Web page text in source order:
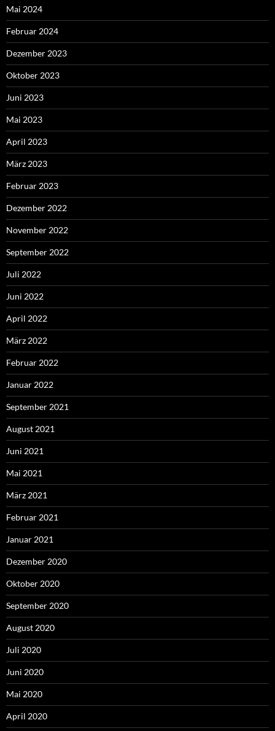
Mai 2024
Februar 2024
Dezember 2023
Oktober 2023
Juni 2023
Mai 2023
April 2023
März 2023
Februar 2023
Dezember 2022
November 2022
September 2022
Juli 2022
Juni 2022
April 2022
März 2022
Februar 2022
Januar 2022
September 2021
August 2021
Juni 2021
Mai 2021
März 2021
Februar 2021
Januar 2021
Dezember 2020
Oktober 2020
September 2020
August 2020
Juli 2020
Juni 2020
Mai 2020
April 2020